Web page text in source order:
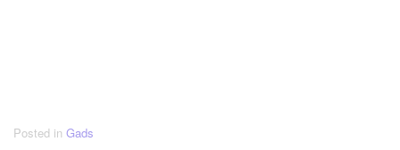
Posted in Gads